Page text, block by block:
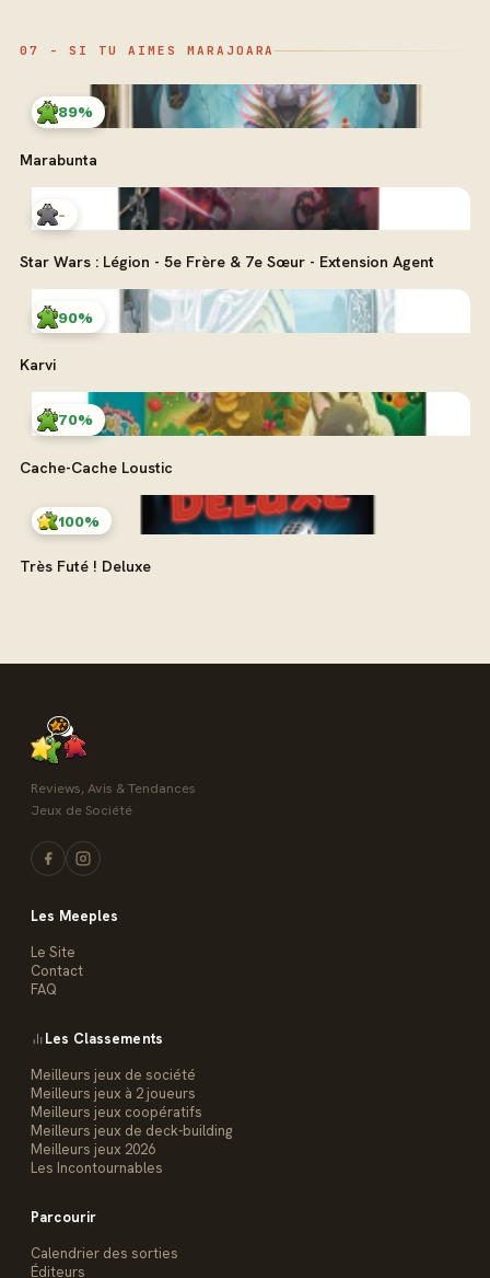
07 - SI TU AIMES MARAJOARA
89%
Marabunta
-
Star Wars : Légion - 5e Frère & 7e Sœur - Extension Agent
90%
Karvi
70%
Cache-Cache Loustic
100%
Très Futé ! Deluxe
Reviews, Avis & Tendances
Jeux de Société
Les Meeples
Le Site
Contact
FAQ
Les Classements
Meilleurs jeux de société
Meilleurs jeux à 2 joueurs
Meilleurs jeux coopératifs
Meilleurs jeux de deck-building
Meilleurs jeux 2026
Les Incontournables
Parcourir
Calendrier des sorties
Éditeurs